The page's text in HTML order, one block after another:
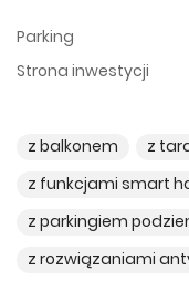
Parking
Strona inwestycji
z balkonem z
z funkcjami smart
z parkingiem
z rozwiązaniami